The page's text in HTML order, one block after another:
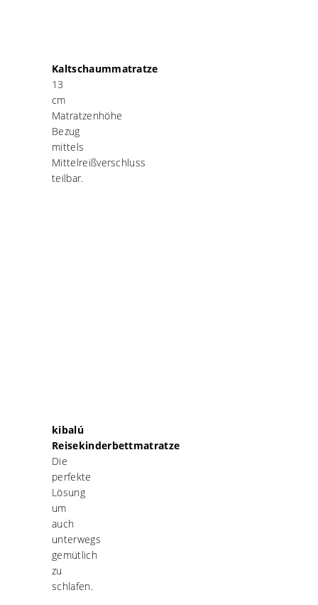
Kaltschaummatratze
13
cm
Matratzenhöhe
Bezug
mittels
Mittelreißverschluss
teilbar.
kibalú
Reisekinderbettmatratze
Die
perfekte
Lösung
um
auch
unterwegs
gemütlich
zu
schlafen.